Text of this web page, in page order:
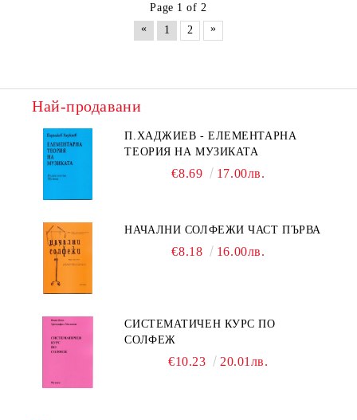
Page 1 of 2
«
1 2 »
Най-продавани
П.ХАДЖИЕВ - ЕЛЕМЕНТАРНА
ТЕОРИЯ НА МУЗИКАТА
€8.69 17.00лв.
НАЧАЛНИ СОЛФЕЖИ ЧАСТ ПЪРВА
€8.18 16.00лв.
СИСТЕМАТИЧЕН КУРС ПО
СОЛФЕЖ
€10.23 20.01лв.